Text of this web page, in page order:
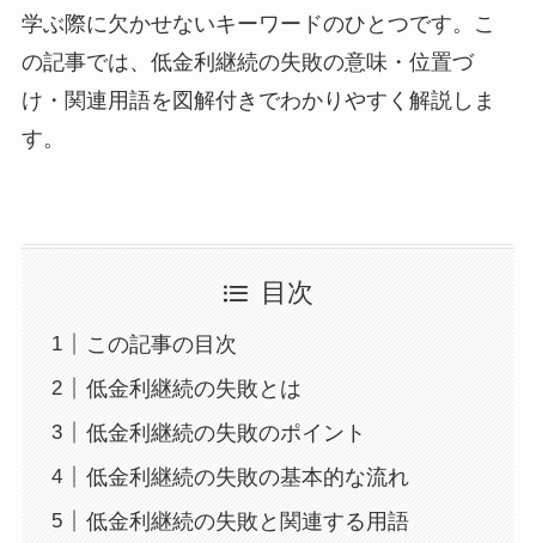
学ぶ際に欠かせないキーワードのひとつです。こ
の記事では、低金利継続の失敗の意味・位置づ
け・関連用語を図解付きでわかりやすく解説しま
す。
目次
この記事の目次
低金利継続の失敗とは
低金利継続の失敗のポイント
低金利継続の失敗の基本的な流れ
低金利継続の失敗と関連する用語